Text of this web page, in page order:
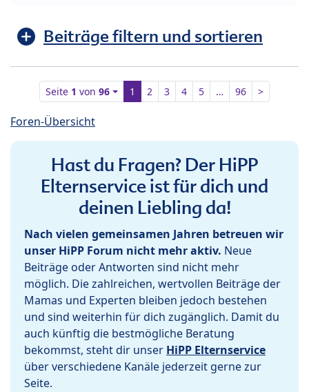
Beiträge filtern und sortieren
Seite 1 von96 1 2 3 4 5 … 96 >
Foren-Übersicht
Hast du Fragen? Der HiPP
Elternservice ist für dich und
deinen Liebling da!
Nach vielen gemeinsamen Jahren betreuen wir
unser HiPP Forum nicht mehr aktiv. Neue
Beiträge oder Antworten sind nicht mehr
möglich. Die zahlreichen, wertvollen Beiträge der
Mamas und Experten bleiben jedoch bestehen
und sind weiterhin für dich zugänglich. Damit du
auch künftig die bestmögliche Beratung
bekommst, steht dir unser HiPP Elternservice
über verschiedene Kanäle jederzeit gerne zur
Seite.